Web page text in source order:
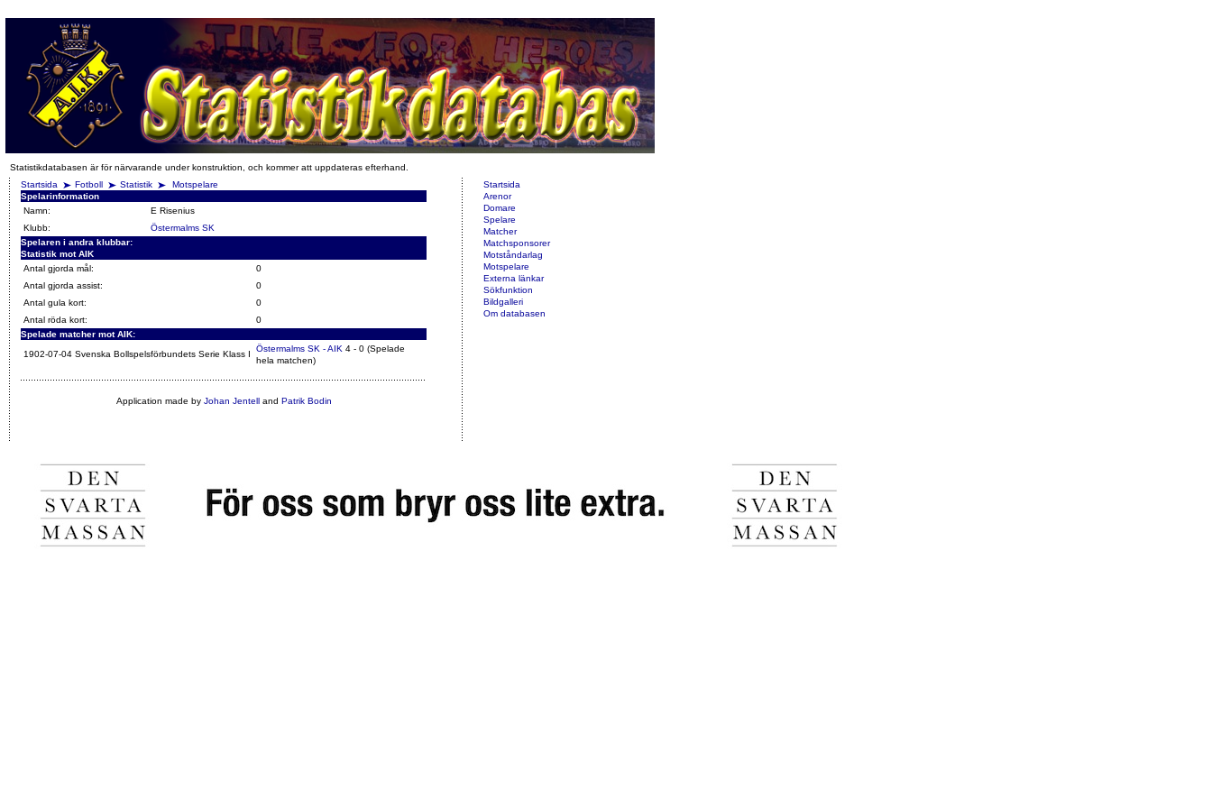
Statistikdatabasen är för närvarande under konstruktion, och kommer att uppdateras efterhand.
Startsida
Fotboll Statistik
Motspelare
Spelarinformation
Namn:
E Risenius
Klubb:
Östermalms SK
Spelaren i andra klubbar:
Statistik mot AIK
Antal gjorda mål:
0
Antal gjorda assist:
0
Antal gula kort:
0
Antal röda kort:
0
Spelade matcher mot AIK:
1902-07-04 Svenska Bollspelsförbundets Serie Klass I
Östermalms SK - AIK 4 - 0 (Spelade
hela matchen)
Application made by Johan Jentelland Patrik Bodin
Startsida
Arenor
Domare
Spelare
Matcher
Matchsponsorer
Motståndarlag
Motspelare
Externa länkar
Sökfunktion
Bildgalleri
Om databasen